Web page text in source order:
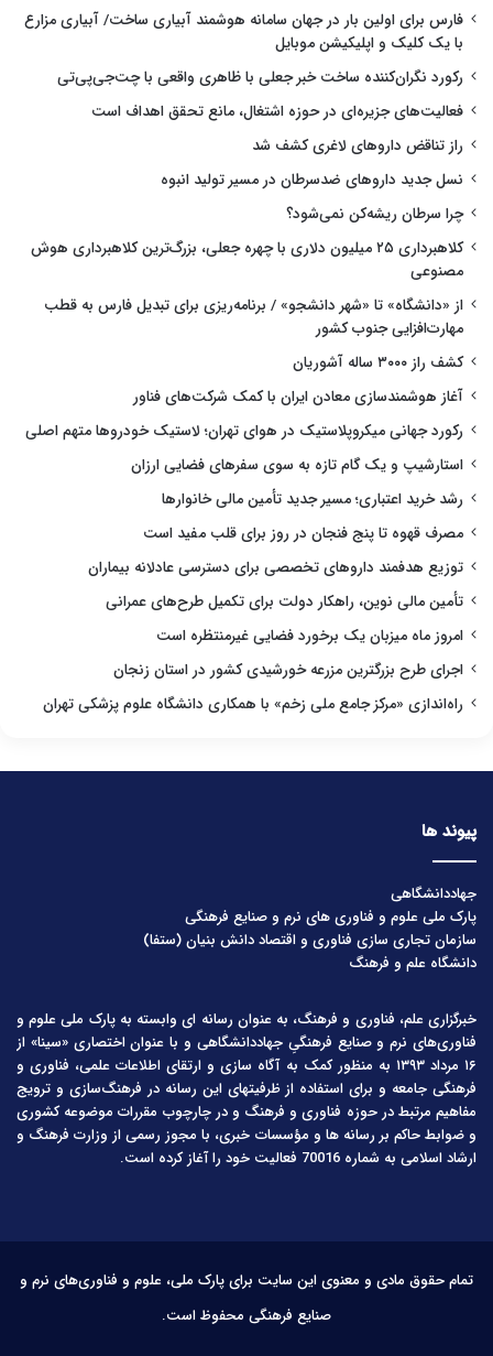
فارس برای اولین بار در جهان سامانه هوشمند آبیاری ساخت/ آبیاری مزارع
با یک کلیک و اپلیکیشن موبایل
رکورد نگران‌کننده ساخت خبر جعلی با ظاهری واقعی با چت‌جی‌پی‌تی
فعالیت‌های جزیره‌ای در حوزه اشتغال، مانع تحقق اهداف است
راز تناقض داروهای لاغری کشف شد
نسل جدید داروهای ضدسرطان در مسیر تولید انبوه
چرا سرطان ریشه‌کن نمی‌شود؟
کلاهبرداری ۲۵ میلیون دلاری با چهره جعلی، بزرگ‌ترین کلاهبرداری هوش
مصنوعی
از «دانشگاه» تا «شهر دانشجو» / برنامه‌ریزی برای تبدیل فارس به قطب
مهارت‌افزایی جنوب کشور
کشف راز ۳۰۰۰ ساله آشوریان
آغاز هوشمندسازی معادن ایران با کمک شرکت‌های فناور
رکورد جهانی میکروپلاستیک در هوای تهران؛ لاستیک خودروها متهم اصلی
استارشیپ و یک گام تازه به سوی سفرهای فضایی ارزان
رشد خرید اعتباری؛ مسیر جدید تأمین مالی خانوارها
مصرف قهوه تا پنج فنجان در روز برای قلب مفید است
توزیع هدفمند داروهای تخصصی برای دسترسی عادلانه بیماران
تأمین مالی نوین، راهکار دولت برای تکمیل طرح‌های عمرانی
امروز ماه میزبان یک برخورد فضایی غیرمنتظره است
اجرای طرح بزرگترین مزرعه خورشیدی کشور در استان زنجان
راه‌اندازی «مرکز جامع ملی زخم» با همکاری دانشگاه علوم پزشکی تهران
پیوند ها
جهاددانشگاهی
پارک ملی علوم و فناوری های نرم و صنایع فرهنگی
سازمان تجاری سازی فناوری و اقتصاد دانش بنیان (ستفا)
دانشگاه علم و فرهنگ
خبرگزاری علم، فناوری و فرهنگ، به عنوان رسانه ای وابسته به پارک ملی علوم و
فناوری‌های نرم و صنایع فرهنگیِ جهاددانشگاهی و با عنوان اختصاری «سینا» از
۱۶ مرداد ۱۳۹۳ به منظور کمک به آگاه سازی و ارتقای اطلاعات علمی، فناوری و
فرهنگی جامعه و برای استفاده از ظرفیتهای این رسانه در فرهنگ‌سازی و ترویج
مفاهیم مرتبط در حوزه فناوری و فرهنگ و در چارچوب مقررات موضوعه کشوری
و ضوابط حاکم بر رسانه ها و مؤسسات خبری، با مجوز رسمی از وزارت فرهنگ و
ارشاد اسلامی به شماره 70016 فعالیت خود را آغاز کرده است.
تمام حقوق مادی و معنوی این سایت برای پارک ملی، علوم و فناوری‌های نرم و
صنایع فرهنگی محفوظ است.